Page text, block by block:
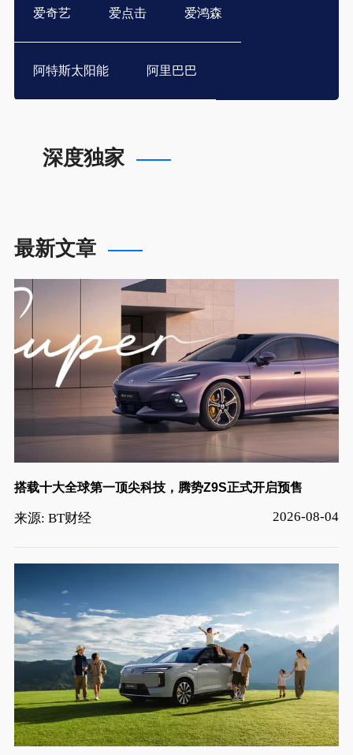
爱奇艺 爱点击 爱鸿森
阿特斯太阳能 阿里巴巴
深度独家
最新文章
搭载十大全球第一顶尖科技，腾势Z9S正式开启预售
来源: BT财经 2026-08-04